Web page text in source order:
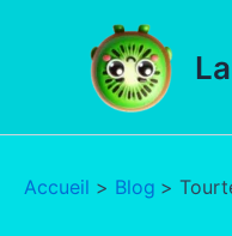
Accueil Blog